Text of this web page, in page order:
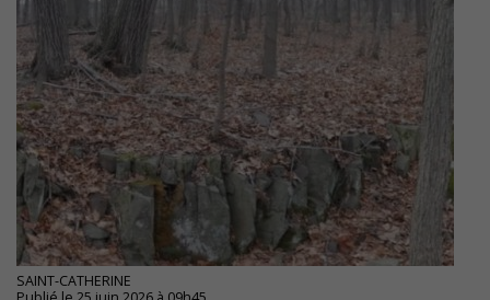
SAINT-CATHERINE